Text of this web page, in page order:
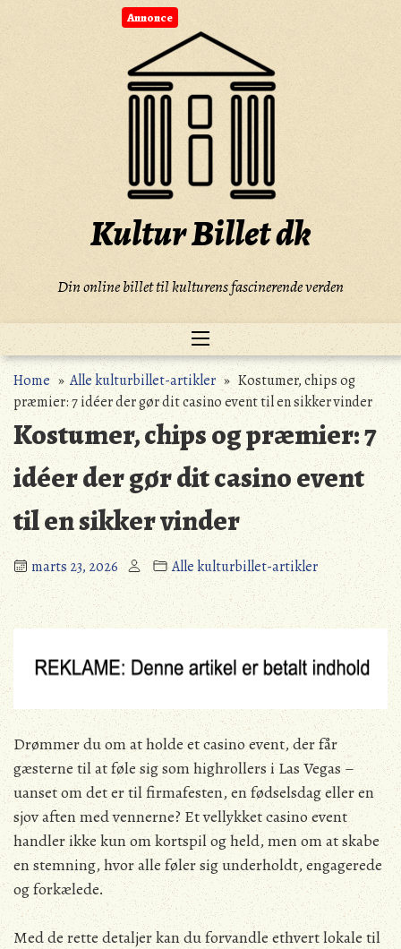
to
Annonce
Kultur Billet dk
Din online billet til kulturens fascinerende verden
Home»Alle kulturbillet-artikler» Kostumer, chips og
præmier: 7 idéer der gør dit casino event til en sikker vinder
Kostumer, chips og præmier: 7
idéer der gør dit casino event
til en sikker vinder
marts 23, 2026 Alle kulturbillet-artikler
Drømmer du om at holde et casino event, der får
gæsterne til at føle sig som highrollers i Las Vegas –
uanset om det er til firmafesten, en fødselsdag eller en
sjov aften med vennerne? Et vellykket casino event
handler ikke kun om kortspil og held, men om at skabe
en stemning, hvor alle føler sig underholdt, engagerede
og forkælede.
Med de rette detaljer kan du forvandle ethvert lokale til